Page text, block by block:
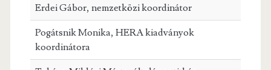
Erdei Gábor, nemzetközi koordinátor
Pogátsnik Monika, HERA kiadványok
koordinátora